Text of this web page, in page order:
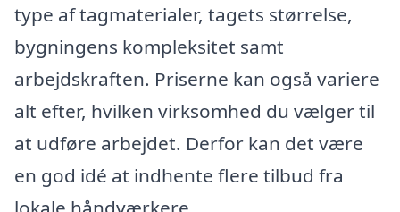
type af tagmaterialer, tagets størrelse,
bygningens kompleksitet samt
arbejdskraften. Priserne kan også variere
alt efter, hvilken virksomhed du vælger til
at udføre arbejdet. Derfor kan det være
en god idé at indhente flere tilbud fra